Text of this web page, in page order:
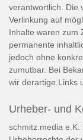
verantwortlich. Die
Verlinkung auf
Inhalte waren zum
permanente
jedoch ohne
zumutbar. Bei
wir derartige Links
Urheber- und
schmitz.media